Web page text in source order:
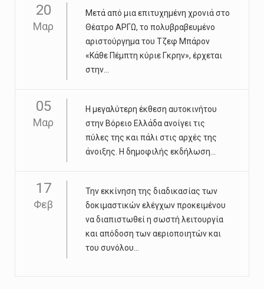
20
Μαρ
Μετά από μια επιτυχημένη χρονιά στο
Θέατρο ΑΡΓΩ, το πολυβραβευμένο
αριστούργημα του Τζεφ Μπάρον
«Κάθε Πέμπτη κύριε Γκρην», έρχεται
στην...
05
Μαρ
Η μεγαλύτερη έκθεση αυτοκινήτου
στην Βόρειο Ελλάδα ανοίγει τις
πύλες της και πάλι στις αρχές της
άνοιξης. Η δημοφιλής εκδήλωση...
17
Φεβ
Την εκκίνηση της διαδικασίας των
δοκιμαστικών ελέγχων προκειμένου
να διαπιστωθεί η σωστή λειτουργία
και απόδοση των αεριοποιητών και
του συνόλου...